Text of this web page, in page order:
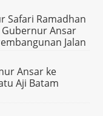
Safari Ramadhan
Gubernur Ansar
Jalan
Ansar ke
Aji Batam